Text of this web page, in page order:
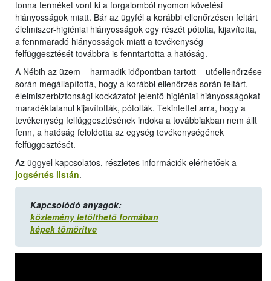
tonna terméket vont ki a forgalomból nyomon követési
hiányosságok miatt. Bár az ügyfél a korábbi ellenőrzésen feltárt
élelmiszer-higiéniai hiányosságok egy részét pótolta, kijavította,
a fennmaradó hiányosságok miatt a tevékenység
felfüggesztését továbbra is fenntartotta a hatóság.
A Nébih az üzem – harmadik időpontban tartott – utóellenőrzése
során megállapította, hogy a korábbi ellenőrzés során feltárt,
élelmiszerbiztonsági kockázatot jelentő higiéniai hiányosságokat
maradéktalanul kijavították, pótolták. Tekintettel arra, hogy a
tevékenység felfüggesztésének indoka a továbbiakban nem állt
fenn, a hatóság feloldotta az egység tevékenységének
felfüggesztését.
Az üggyel kapcsolatos, részletes információk elérhetőek a
jogsértés listán.
Kapcsolódó anyagok:
közlemény letölthető formában
képek tömörítve